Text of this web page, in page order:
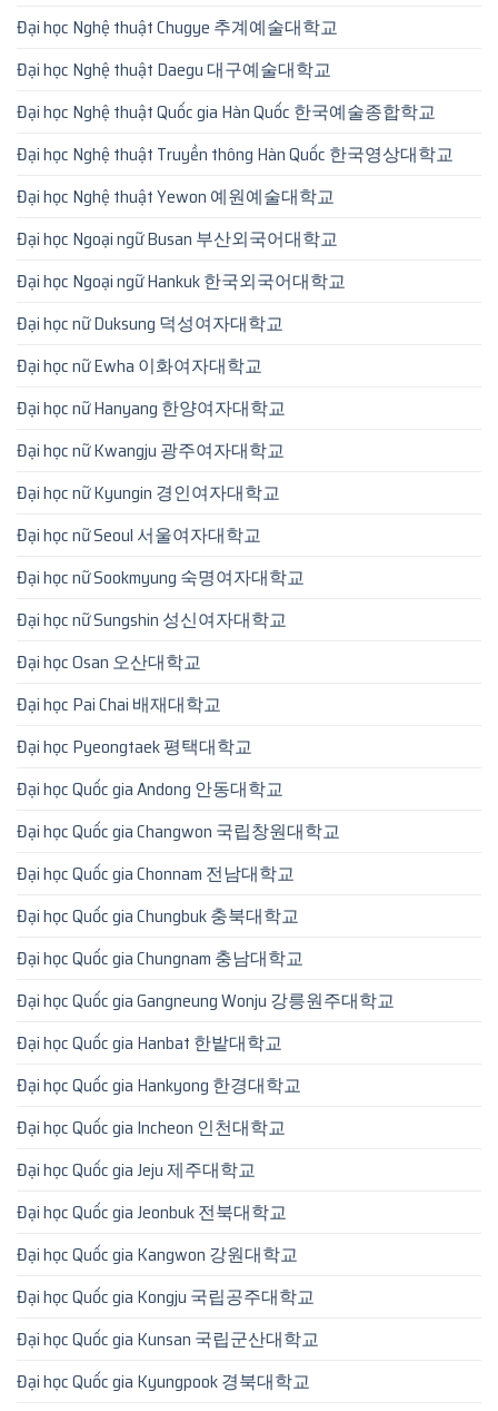
Đại học Nghệ thuật Chugye 추계예술대학교
Đại học Nghệ thuật Daegu 대구예술대학교
Đại học Nghệ thuật Quốc gia Hàn Quốc 한국예술종합학교
Đại học Nghệ thuật Truyền thông Hàn Quốc 한국영상대학교
Đại học Nghệ thuật Yewon 예원예술대학교
Đại học Ngoại ngữ Busan 부산외국어대학교
Đại học Ngoại ngữ Hankuk 한국외국어대학교
Đại học nữ Duksung 덕성여자대학교
Đại học nữ Ewha 이화여자대학교
Đại học nữ Hanyang 한양여자대학교
Đại học nữ Kwangju 광주여자대학교
Đại học nữ Kyungin 경인여자대학교
Đại học nữ Seoul 서울여자대학교
Đại học nữ Sookmyung 숙명여자대학교
Đại học nữ Sungshin 성신여자대학교
Đại học Osan 오산대학교
Đại học Pai Chai 배재대학교
Đại học Pyeongtaek 평택대학교
Đại học Quốc gia Andong 안동대학교
Đại học Quốc gia Changwon 국립창원대학교
Đại học Quốc gia Chonnam 전남대학교
Đại học Quốc gia Chungbuk 충북대학교
Đại học Quốc gia Chungnam 충남대학교
Đại học Quốc gia Gangneung Wonju 강릉원주대학교
Đại học Quốc gia Hanbat 한밭대학교
Đại học Quốc gia Hankyong 한경대학교
Đại học Quốc gia Incheon 인천대학교
Đại học Quốc gia Jeju 제주대학교
Đại học Quốc gia Jeonbuk 전북대학교
Đại học Quốc gia Kangwon 강원대학교
Đại học Quốc gia Kongju 국립공주대학교
Đại học Quốc gia Kunsan 국립군산대학교
Đại học Quốc gia Kyungpook 경북대학교